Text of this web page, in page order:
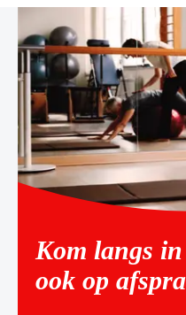
Kom langs
ook op